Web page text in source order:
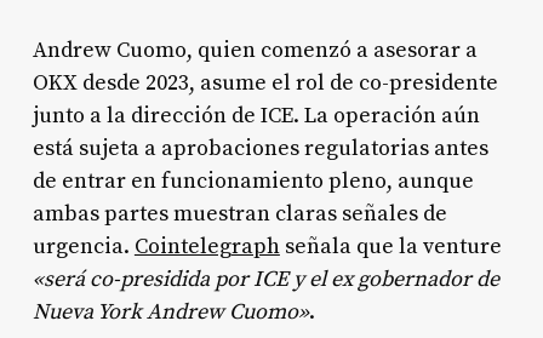
Andrew Cuomo, quien comenzó a asesorar a
OKX desde 2023, asume el rol de co-presidente
junto a la dirección de ICE. La operación aún
está sujeta a aprobaciones regulatorias antes
de entrar en funcionamiento pleno, aunque
ambas partes muestran claras señales de
urgencia. Cointelegraphseñala que la venture
«será co-presidida por ICE y el ex gobernador de
Nueva York Andrew Cuomo».